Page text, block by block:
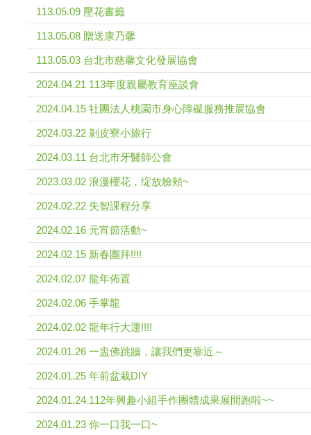
113.05.09 壓花書籤
113.05.08 贈送康乃馨
113.05.03 台北市慈馨文化發展協會
2024.04.21 113年度親屬教育座談會
2024.04.15 社團法人桃園市身心障礙服務推展協會
2024.03.22 剝皮寮小旅行
2024.03.11 台北市牙醫師公會
2023.03.02 浪漫櫻花，绽放臉頰~
2024.02.22 失智課程分享
2024.02.16 元宵節活動~
2024.02.15 新春團拜!!!!
2024.02.07 龍年佈置
2024.02.06 手掌龍
2024.02.02 龍年行大運!!!!
2024.01.26 一盅佛跳牆，讓我們更靠近～
2024.01.25 年前盆栽DIY
2024.01.24 112年興趣小組手作團體成果展開跑啦~~
2024.01.23 你一口我一口~